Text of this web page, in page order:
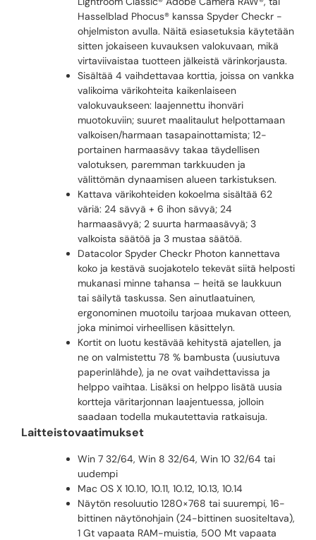
Hasselblad Phocus® kanssa Spyder Checkr -
ohjelmiston avulla. Näitä esiasetuksia käytetään
sitten jokaiseen kuvauksen valokuvaan, mikä
virtaviivaistaa tuotteen jälkeistä värinkorjausta.
Sisältää 4 vaihdettavaa korttia, joissa on vankka
valikoima värikohteita kaikenlaiseen
valokuvaukseen: laajennettu ihonväri
muotokuviin; suuret maalitaulut helpottamaan
valkoisen/harmaan tasapainottamista; 12-
portainen harmaasävy takaa täydellisen
valotuksen, paremman tarkkuuden ja
välittömän dynaamisen alueen tarkistuksen.
Kattava värikohteiden kokoelma sisältää 62
väriä: 24 sävyä + 6 ihon sävyä; 24
harmaasävyä; 2 suurta harmaasävyä; 3
valkoista säätöä ja 3 mustaa säätöä.
Datacolor Spyder Checkr Photon kannettava
koko ja kestävä suojakotelo tekevät siitä helposti
mukanasi minne tahansa – heitä se laukkuun
tai säilytä taskussa. Sen ainutlaatuinen,
ergonominen muotoilu tarjoaa mukavan otteen,
joka minimoi virheellisen käsittelyn.
Kortit on luotu kestävää kehitystä ajatellen, ja
ne on valmistettu 78 % bambusta (uusiutuva
paperinlähde), ja ne ovat vaihdettavissa ja
helppo vaihtaa. Lisäksi on helppo lisätä uusia
kortteja väritarjonnan laajentuessa, jolloin
saadaan todella mukautettavia ratkaisuja.
Laitteistovaatimukset
Win 7 32/64, Win 8 32/64, Win 10 32/64 tai
uudempi
Mac OS X 10.10, 10.11, 10.12, 10.13, 10.14
Näytön resoluutio 1280×768 tai suurempi, 16-
bittinen näytönohjain (24-bittinen suositeltava),
1 Gt vapaata RAM-muistia, 500 Mt vapaata